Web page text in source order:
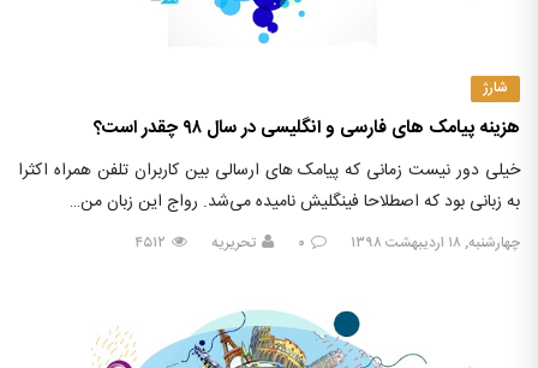
شارژ
هزینه پیامک های فارسی و انگلیسی در سال ۹۸ چقدر است؟
خیلی دور نیست زمانی که پیامک های ارسالی بین کاربران تلفن همراه اکثرا
به زبانی بود که اصطلاحا فینگلیش نامیده می‏‌شد. رواج این زبان من…
چهارشنبه, ۱۸ اردیبهشت ۱۳۹۸ ۰ تحریریه ۴۵۱۲